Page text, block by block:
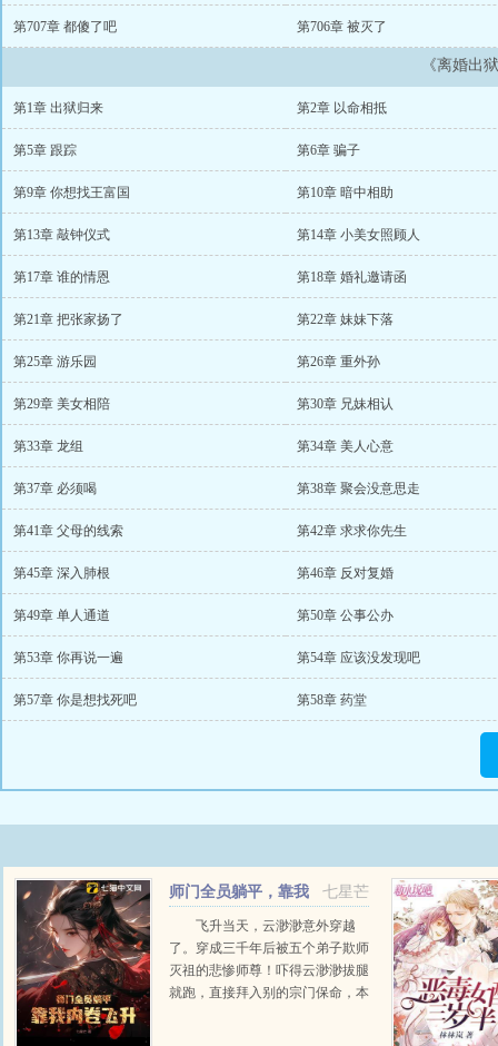
第707章 都傻了吧 第706章 被灭了
《离婚出
第1章 出狱归来 第2章 以命相抵
第5章 跟踪 第6章 骗子
第9章 你想找王富国 第10章 暗中相助
第13章 敲钟仪式 第14章 小美女照顾人
第17章 谁的情恩 第18章 婚礼邀请函
第21章 把张家扬了 第22章 妹妹下落
第25章 游乐园 第26章 重外孙
第29章 美女相陪 第30章 兄妹相认
第33章 龙组 第34章 美人心意
第37章 必须喝 第38章 聚会没意思走
第41章 父母的线索 第42章 求求你先生
第45章 深入肺根 第46章 反对复婚
第49章 单人通道 第50章 公事公办
第53章 你再说一遍 第54章 应该没发现吧
第57章 你是想找死吧 第58章 药堂
七星芒
师门全员躺平，靠我
内卷飞升
飞升当天，云渺渺意外穿越
了。穿成三千年后被五个弟子欺师
灭祖的悲惨师尊！吓得云渺渺拔腿
就跑，直接拜入别的宗门保命，本